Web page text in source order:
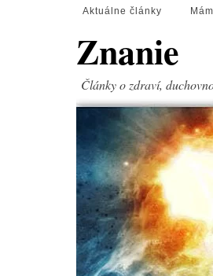
Aktuálne články
Znanie
Články o zdraví,